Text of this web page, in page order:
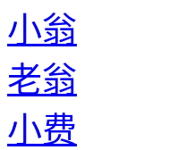
小翁
老翁
小费